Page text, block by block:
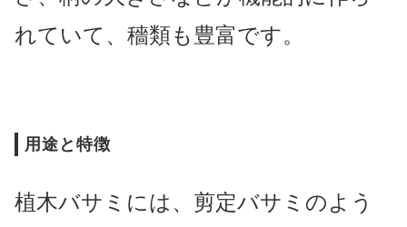
れていて、穡類も豊富です。
用途と特徴
植木バサミには、剪定バサミのよう